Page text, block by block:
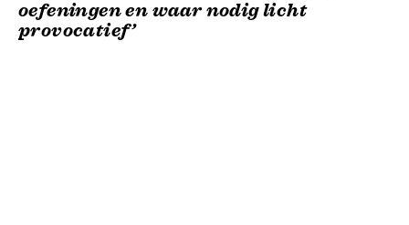
oefeningen en waar nodig licht
provocatief’